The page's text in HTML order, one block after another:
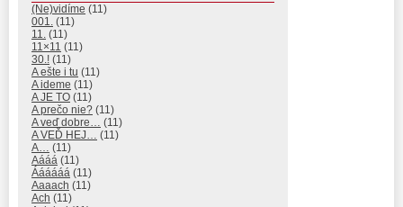
(Ne)vidíme (11)
001. (11)
11. (11)
11×11 (11)
30.! (11)
A ešte i tu (11)
A ideme (11)
A JE TO (11)
A prečo nie? (11)
A veď dobre… (11)
A VEĎ HEJ… (11)
A… (11)
Aááá (11)
Áááááá (11)
Aaaach (11)
Ach (11)